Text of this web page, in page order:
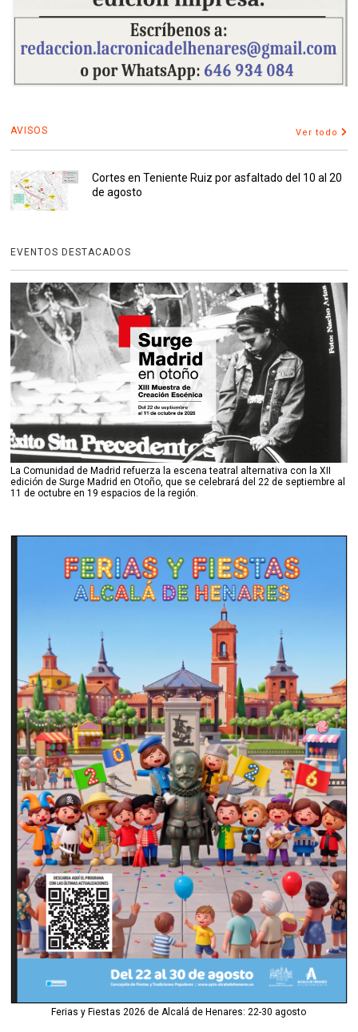
AVISOS Ver todo
Cortes en Teniente Ruiz por asfaltado del 10 al 20
de agosto
EVENTOS DESTACADOS
La Comunidad de Madrid refuerza la escena teatral alternativa con la XII
edición de Surge Madrid en Otoño, que se celebrará del 22 de septiembre al
11 de octubre en 19 espacios de la región.
Ferias y Fiestas 2026 de Alcalá de Henares: 22-30 agosto